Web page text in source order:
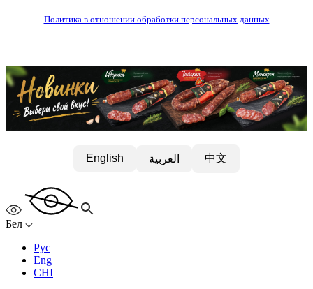
Политика в отношении обработки персональных данных
English العربية 中文
Бел
Рус
Eng
CHI